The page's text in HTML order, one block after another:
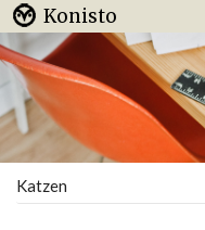
Konisto
Arbeit & Karriere
Internet
Urlaub & Reisen
Katzen